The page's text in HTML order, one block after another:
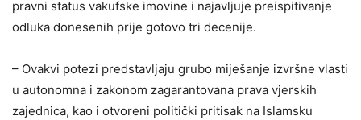
pravni status vakufske imovine i najavljuje preispitivanje
odluka donesenih prije gotovo tri decenije.
– Ovakvi potezi predstavljaju grubo miješanje izvršne vlasti
u autonomna i zakonom zagarantovana prava vjerskih
zajednica, kao i otvoreni politički pritisak na Islamsku